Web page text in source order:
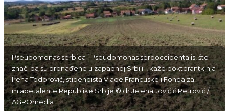
Pseudomonas serbica i Pseudomonas serboccidentalis, što
znači da su pronađene u zapadnoj Srbiji'', kaže doktorantkinja
Irena Todorović, stipendista Vlade Francuske i Fonda za
mladetalente Republike Srbije © dr Jelena Jovičić Petrović /
AGROmedia